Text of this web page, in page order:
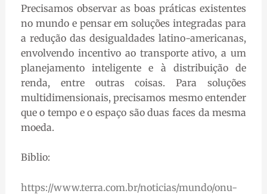
Precisamos observar as boas práticas existentes
no mundo e pensar em soluções integradas para
a redução das desigualdades latino-americanas,
envolvendo incentivo ao transporte ativo, a um
planejamento inteligente e à distribuição de
renda, entre outras coisas. Para soluções
multidimensionais, precisamos mesmo entender
que o tempo e o espaço são duas faces da mesma
moeda.
Biblio:
https://www.terra.com.br/noticias/mundo/onu-